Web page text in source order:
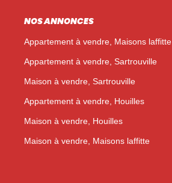
NOS ANNONCES
Appartement à vendre, Maisons laffitte
Appartement à vendre, Sartrouville
Maison à vendre, Sartrouville
Appartement à vendre, Houilles
Maison à vendre, Houilles
Maison à vendre, Maisons laffitte